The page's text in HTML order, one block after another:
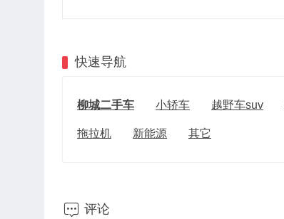
快速导航
柳城二手车 小轿车 越野车suv
拖拉机 新能源 其它
 评论